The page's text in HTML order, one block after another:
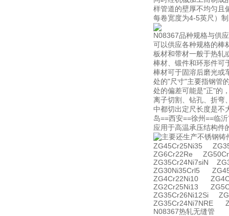
样管道的壁厚不均匀且
每卷宽度为4-5英尺）
N08367品种规格与供应
可以供应各种规格的棒
板材和带材一般于热轧
棒材、锻件和环形件可
棒材可于固溶后磨光
处的"尺寸"主要指钢管
处的偏差可能是"正"的
离子切割、钻孔、折弯
中都切出定尺长度是
岛==西安==徐州==临
应用于高温承压结构件
主要还生产不锈钢铸
ZG45Cr25Ni35
ZG6Cr22Re
ZG35Cr24Ni7siN
ZG30Ni35Crl5
ZG4Cr22Ni10
ZG2Cr25Ni13
ZG35Cr26Ni12Si
ZG35Cr24Ni7NRE
N08367热轧无缝管